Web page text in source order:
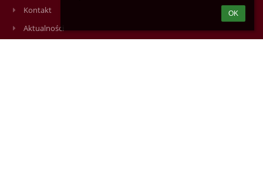
OK
Kontakt
Aktualności